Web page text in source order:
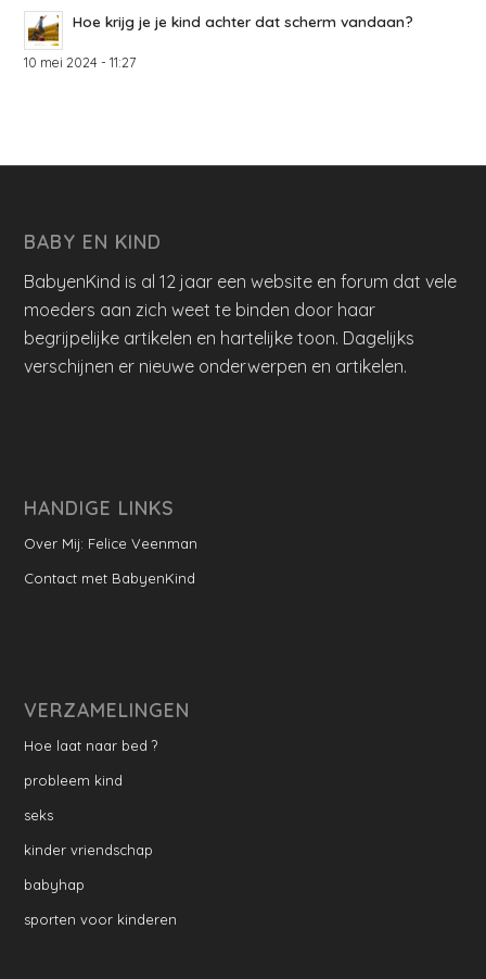
Hoe krijg je je kind achter dat scherm vandaan?
10 mei 2024 - 11:27
BABY EN KIND
BabyenKind is al 12 jaar een website en forum dat vele
moeders aan zich weet te binden door haar
begrijpelijke artikelen en hartelijke toon. Dagelijks
verschijnen er nieuwe onderwerpen en artikelen.
HANDIGE LINKS
Over Mij: Felice Veenman
Contact met BabyenKind
VERZAMELINGEN
Hoe laat naar bed ?
probleem kind
seks
kinder vriendschap
babyhap
sporten voor kinderen